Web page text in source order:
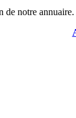
de notre annuaire.